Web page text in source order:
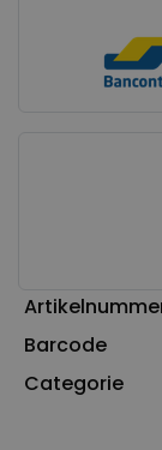
Barcode
Categorie